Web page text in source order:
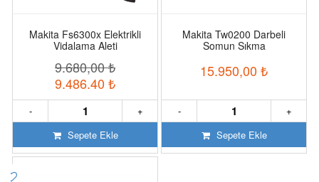
Makita Fs6300x Elektrikli
Vidalama Aleti
9.680,00₺
9.486,40 ₺
+
-
Sepete Ekle
Makita Tw0200 Darbeli
Somun Sıkma
15.950,00 ₺
+
-
Sepete Ekle